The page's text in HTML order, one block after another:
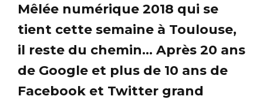
Mêlée numérique 2018 qui se
tient cette semaine à Toulouse,
il reste du chemin... Après 20 ans
de Google et plus de 10 ans de
Facebook et Twitter grand